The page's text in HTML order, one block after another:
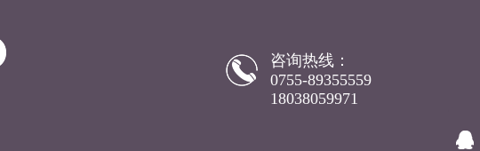
咨询热线：
0755-89355559
18038059971